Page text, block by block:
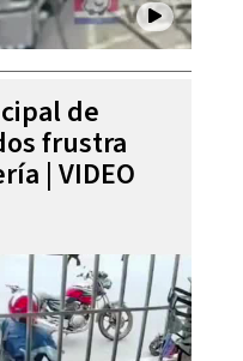
de
frustra
| VIDEO